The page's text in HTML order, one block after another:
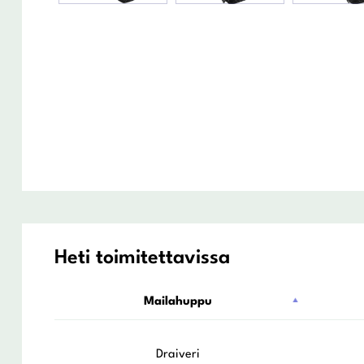
Heti toimitettavissa
Mailahuppu
Draiveri